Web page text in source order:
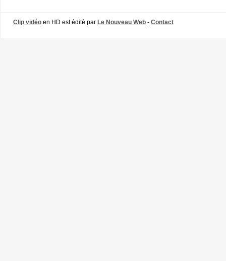
Clip vidéo en HD est édité par Le Nouveau Web - Contact